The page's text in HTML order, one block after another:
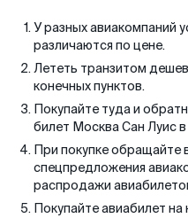
У разных авиакомпаний
различаются по цене.
Лететь транзитом
конечных пунктов.
Покупайте туда и
билет Москва Сан Луис
При покупке обращайте
спецпредложения
распродажи
Покупайте авиабилет